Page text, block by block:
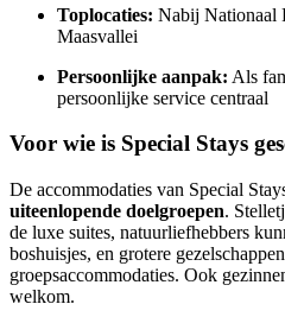
Toplocaties: Nabij Nationaal
Maasvallei
Persoonlijke aanpak: Als
persoonlijke service centraal
Voor wie is Special Stays
De accommodaties van Special
uiteenlopende doelgroepen.
de luxe suites, natuurliefhebbers
boshuisjes, en grotere
groepsaccommodaties. Ook
welkom.